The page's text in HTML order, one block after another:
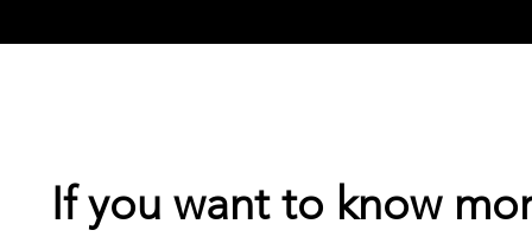
If you want to know